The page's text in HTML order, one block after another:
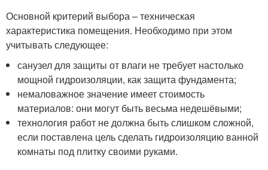
Основной критерий выбора – техническая
характеристика помещения. Необходимо при этом
учитывать следующее:
санузел для защиты от влаги не требует настолько
мощной гидроизоляции, как защита фундамента;
немаловажное значение имеет стоимость
материалов: они могут быть весьма недешёвыми;
технология работ не должна быть слишком сложной,
если поставлена цель сделать гидроизоляцию ванной
комнаты под плитку своими руками.